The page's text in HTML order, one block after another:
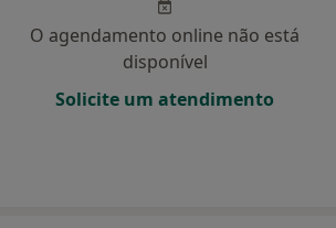
O agendamento online não está
disponível
Solicite um atendimento